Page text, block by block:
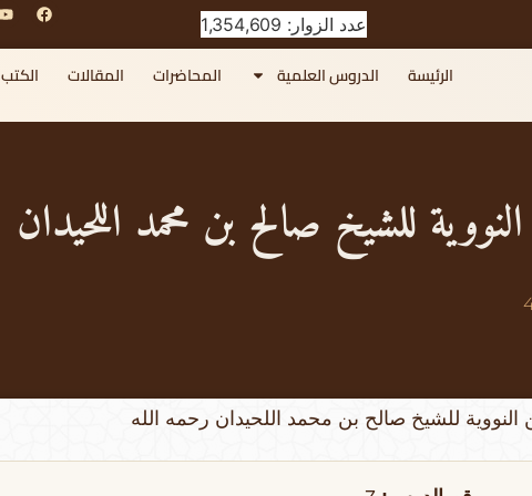
عدد الزوار: 1,354,609
الرئيسة الدروس العلمية المحاضرات المقالات الكتب
للشيخ صالح بن محمد اللحيدان
النووية للشيخ صالح بن محمد اللحيدان رحمه الله